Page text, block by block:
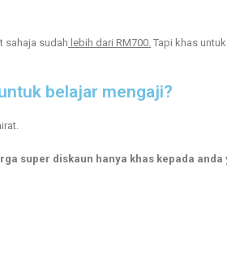
sahaja sudah lebih dari RM700. Tapi khas
belajar mengaji?
super diskaun hanya khas kepada